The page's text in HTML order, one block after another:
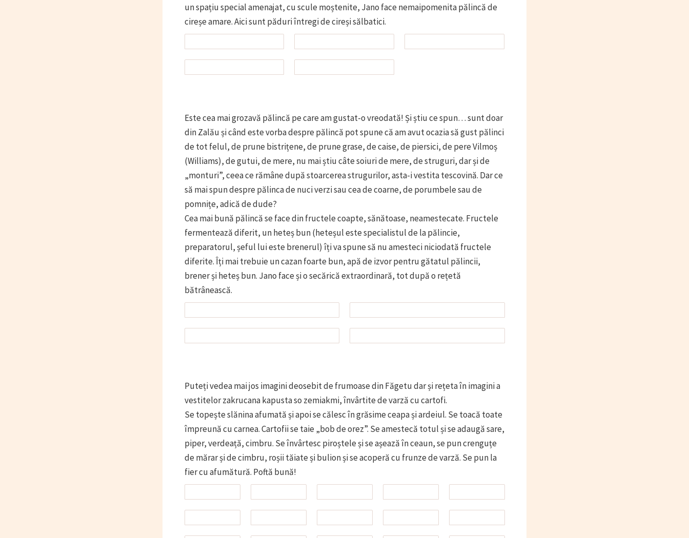
un spațiu special amenajat, cu scule moștenite, Jano face nemaipomenita pălincă de
cireșe amare. Aici sunt păduri întregi de cireși sălbatici.
Este cea mai grozavă pălincă pe care am gustat-o vreodată! Și știu ce spun… sunt doar
din Zalău și când este vorba despre pălincă pot spune că am avut ocazia să gust pălinci
de tot felul, de prune bistrițene, de prune grase, de caise, de piersici, de pere Vilmoș
(Williams), de gutui, de mere, nu mai știu câte soiuri de mere, de struguri, dar și de
„monturi”, ceea ce rămâne după stoarcerea strugurilor, asta-i vestita tescovină. Dar ce
să mai spun despre pălinca de nuci verzi sau cea de coarne, de porumbele sau de
pomnițe, adică de dude?
Cea mai bună pălincă se face din fructele coapte, sănătoase, neamestecate. Fructele
fermentează diferit, un heteș bun (heteșul este specialistul de la pălincie,
preparatorul, șeful lui este brenerul) îți va spune să nu amesteci niciodată fructele
diferite. Îți mai trebuie un cazan foarte bun, apă de izvor pentru gătatul pălincii,
brener și heteș bun. Jano face și o secărică extraordinară, tot după o rețetă
bătrânească.
Puteți vedea mai jos imagini deosebit de frumoase din Făgetu dar și rețeta în imagini a
vestitelor zakrucana kapusta so zemiakmi, învârtite de varză cu cartofi.
Se topește slănina afumată și apoi se călesc în grăsime ceapa și ardeiul. Se toacă toate
împreună cu carnea. Cartofii se taie „bob de orez”. Se amestecă totul și se adaugă sare,
piper, verdeață, cimbru. Se învârtesc piroștele și se așează în ceaun, se pun crenguțe
de mărar și de cimbru, roșii tăiate și bulion și se acoperă cu frunze de varză. Se pun la
fier cu afumătură. Poftă bună!